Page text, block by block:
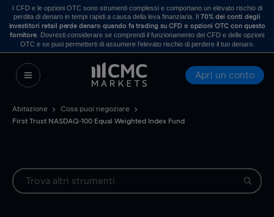
I CFD e le opzioni OTC sono strumenti complessi e comportano un elevato rischio di
perdita di denaro in tempi rapidi a causa della leva finanziaria. Il70% dei conti degli
investitori retail perde denaro quando fa trading su CFD o opzioni OTC con questo
fornitore . Dovresti considerare se comprendi il funzionamento dei CFD e delle opzioni
OTC e se puoi permetterti di assumere l’elevato rischio di perdere il tuo denaro.
Apri un conto
Abitazione
Cosa puoi negoziare
First Trust NASDAQ-100 Equal Weighted Index Fund